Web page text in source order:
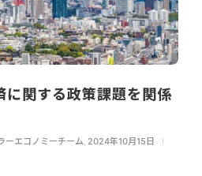
に関する政策課題を関係
ーエコノミーチーム, 2024年10月15日